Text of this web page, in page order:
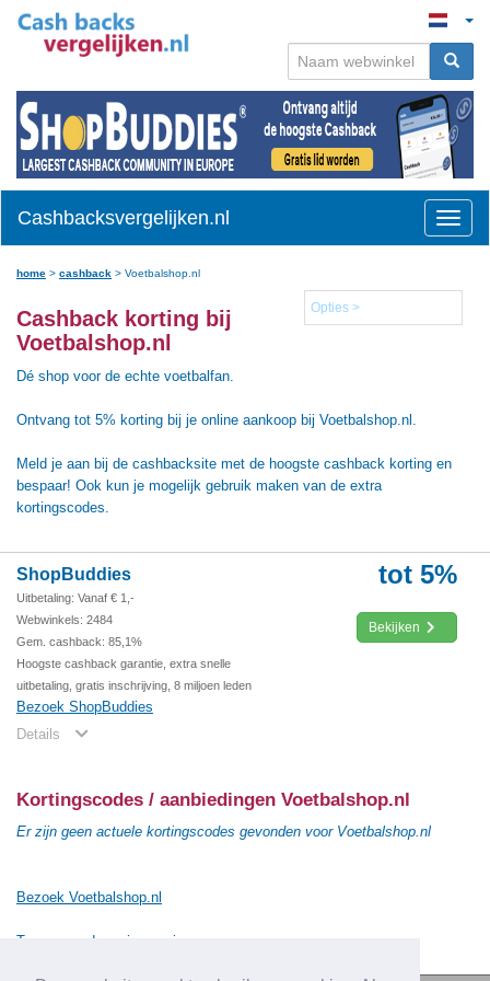
Toggle
Cashbacksvergelijken.nl
home > cashback > Voetbalshop.nl
Opties >
Cashback korting bij
Voetbalshop.nl
Dé shop voor de echte voetbalfan.
Ontvang tot 5% korting bij je online aankoop bij Voetbalshop.nl.
Meld je aan bij de cashbacksite met de hoogste cashback korting en
bespaar! Ook kun je mogelijk gebruik maken van de extra
kortingscodes.
ShopBuddies
Uitbetaling: Vanaf € 1,-
Webwinkels: 2484
Gem. cashback: 85,1%
Hoogste cashback garantie, extra snelle
uitbetaling, gratis inschrijving, 8 miljoen leden
Bezoek ShopBuddies
Details
tot 5%
Bekijken
Kortingscodes / aanbiedingen Voetbalshop.nl
Er zijn geen actuele kortingscodes gevonden voor Voetbalshop.nl
Bezoek Voetbalshop.nl
Terug naar de vorige pagina